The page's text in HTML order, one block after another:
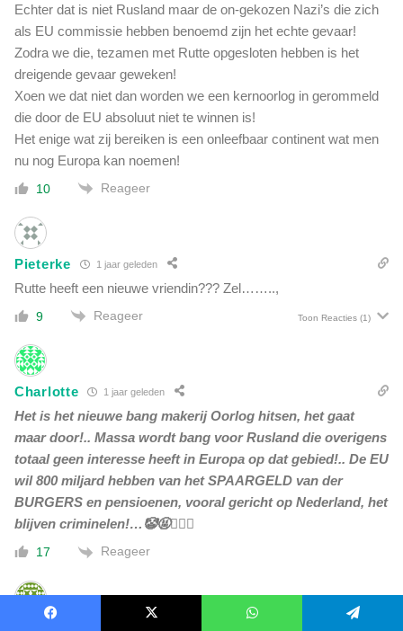
Echter dat is niet Rusland maar de on-gekozen Nazi’s die zich
als EU commissie hebben benoemd zijn het echte gevaar!
Zodra we die, tezamen met Rutte opgesloten hebben is het
dreigende gevaar geweken!
Xoen we dat niet dan worden we een kernoorlog in gerommeld
die door de EU absoluut niet te winnen is!
Het enige wat zij bereiken is een onleefbaar continent wat men
nu nog Europa kan noemen!
10 Reageer
Pieterke 1 jaar geleden
Rutte heeft een nieuwe vriendin??? Zel……..,
9 Reageer Toon Reacties (1)
Charlotte 1 jaar geleden
Het is het nieuwe bang makerij Oorlog hitsen, het gaat
maar door!.. Massa wordt bang voor Rusland die overigens
totaal geen interesse heeft in Europa op dat gebied!.. De EU
wil 800 miljard hebben van het SPAARGELD van der
BURGERS en pensioenen, vooral gericht op Nederland, het
blijven criminelen!…🤡🤬🤷🏼‍♀️
17 Reageer